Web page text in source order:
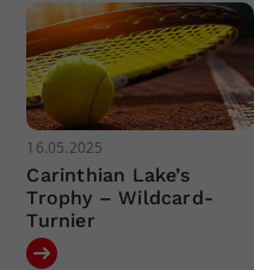
16.05.2025
Carinthian Lake’s
Trophy – Wildcard-
Turnier